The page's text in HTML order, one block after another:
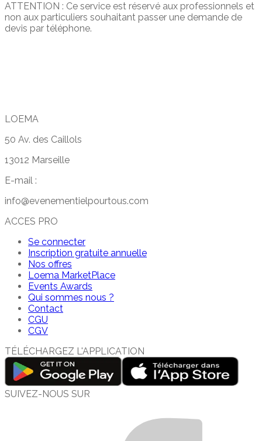
ATTENTION : Ce service est réservé aux professionnels et
non aux particuliers souhaitant passer une demande de
devis par téléphone.
LOEMA
50 Av. des Caillols
13012 Marseille
E-mail :
info@evenementielpourtous.com
ACCES PRO
Se connecter
Inscription gratuite annuelle
Nos offres
Loema MarketPlace
Events Awards
Qui sommes nous ?
Contact
CGU
CGV
TÉLÉCHARGEZ L'APPLICATION
SUIVEZ-NOUS SUR